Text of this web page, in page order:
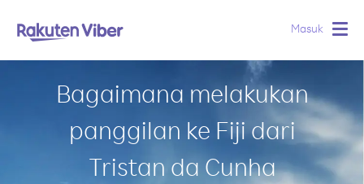
Masuk
Bagaimana melakukan
panggilan ke Fiji dari
Tristan da Cunha